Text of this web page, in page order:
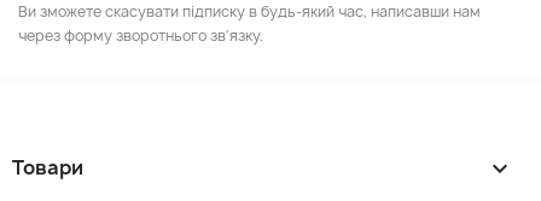
Ви зможете скасувати підписку в будь-який час, написавши нам
через форму зворотнього зв'язку.
Товари 